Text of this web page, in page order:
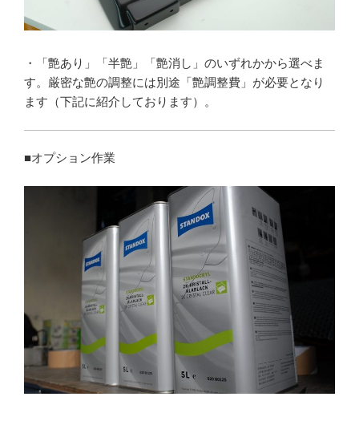
・「艶あり」「半艶」「艶消し」のいずれかから選べま
す。厳密な艶の調整には別途「艶調整費」が必要となり
ます（下記に紹介しております）。
■オプション作業